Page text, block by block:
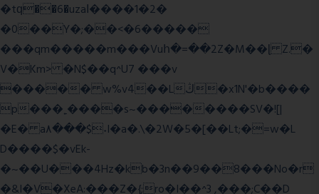
�tԛ��6�uzaІ����1�2�
�0��Y�;��<�6�����
���qm�����m���Vuհ�=��2Z�M��ɭ Z.�
V�Km> �N$��q^U7 ���v
����� w%v4��Lڭ�x1N'�b����
p���˿����s~��������SV�![|
�E� a٨���$˖I�a�.\�2W�5�[��Lt;�=w�L
D����$�vEk-
�~��U���4Hz�kb�3n��9��8���No�r
�&I�V�XeA:���Z�{;ro�I��^3 ,���;C��D